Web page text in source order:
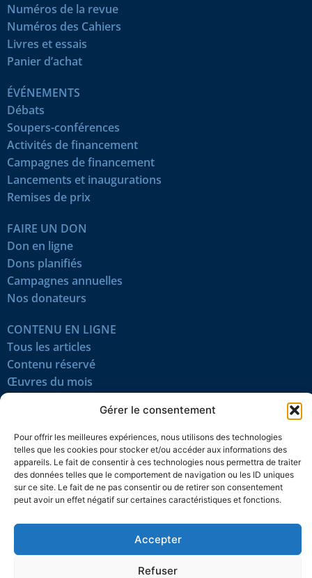
Gérer le consentement
Pour offrir les meilleures expériences, nous utilisons des technologies
telles que les cookies pour stocker et/ou accéder aux informations des
appareils. Le fait de consentir à ces technologies nous permettra de traiter
des données telles que le comportement de navigation ou les ID uniques
sur ce site. Le fait de ne pas consentir ou de retirer son consentement
peut avoir un effet négatif sur certaines caractéristiques et fonctions.
Accepter
Refuser
Numéros de la revue
Numéros des Cahiers
Livres et essais
Panier d’achat
ÉVÉNEMENTS
Débats
Soupers-conférences
Activités de financement
Campagnes de financement
Lancements et inaugurations
Remises de prix
FAIRE UN DON
Don en ligne
Dons planifiés
Campagnes annuelles
Nos donateurs
CONTENU EN LIGNE
Tous les articles
Contenu réservé
Œuvres du mois
SUIVEZ-NOUS
Confidentialité Témoins Mentions légales Plan du site
© 2026 L’Action nationale